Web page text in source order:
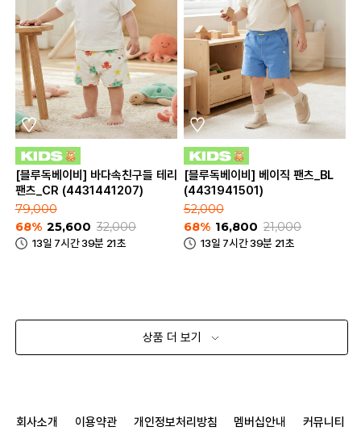
[블루독베이비] 바다속친구들 테리
팬츠_CR (4431441207)
79,000
68% 25,600 32,000
13일 7시간 39분 21초
[블루독베이비] 베이직 팬츠_BL
(4431941501)
52,000
68% 16,800 21,000
13일 7시간 39분 21초
상품 더 보기
회사소개 이용약관 개인정보처리방침 멤버십안내 커뮤니티